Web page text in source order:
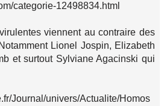
categorie-12498834.html
viennent au contraire des
Lionel Jospin, Elizabeth
et surtout Sylviane Agacinski qui
Journal/univers/Actualite/Homos